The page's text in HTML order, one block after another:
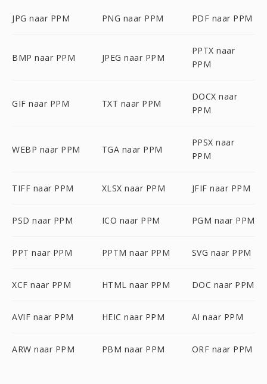
JPG naar PPM PNG naar PPM PDF naar PPM
BMP naar PPM JPEG naar PPM
PPTX naar
PPM
GIF naar PPM TXT naar PPM
DOCX naar
PPM
WEBP naar PPM TGA naar PPM
PPSX naar
PPM
TIFF naar PPM XLSX naar PPM JFIF naar PPM
PSD naar PPM ICO naar PPM PGM naar PPM
PPT naar PPM PPTM naar PPM SVG naar PPM
XCF naar PPM HTML naar PPM DOC naar PPM
AVIF naar PPM HEIC naar PPM AI naar PPM
ARW naar PPM PBM naar PPM ORF naar PPM